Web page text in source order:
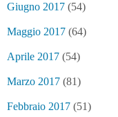
Giugno 2017 (54)
Maggio 2017 (64)
Aprile 2017 (54)
Marzo 2017 (81)
Febbraio 2017 (51)